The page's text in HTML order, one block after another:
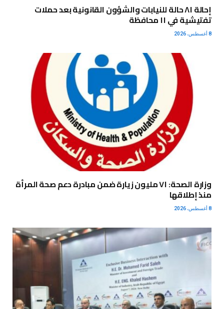
إحالة ٨١ حالة للنيابات والشؤون القانونية بعد حملات
تفتيشية في ١١ محافظة
8 أغسطس، 2026
وزارة الصحة: ٧١ مليون زيارة ضمن مبادرة دعم صحة المرأة
منذ إطلاقها
8 أغسطس، 2026